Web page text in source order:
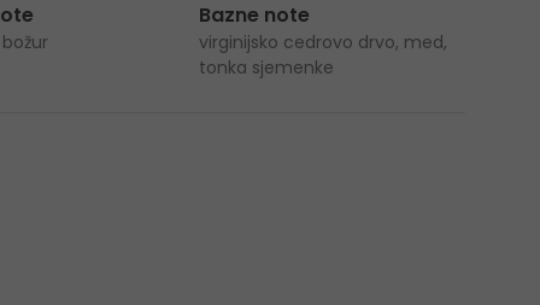
Bazne note
virginijsko cedrovo drvo, med,
tonka sjemenke